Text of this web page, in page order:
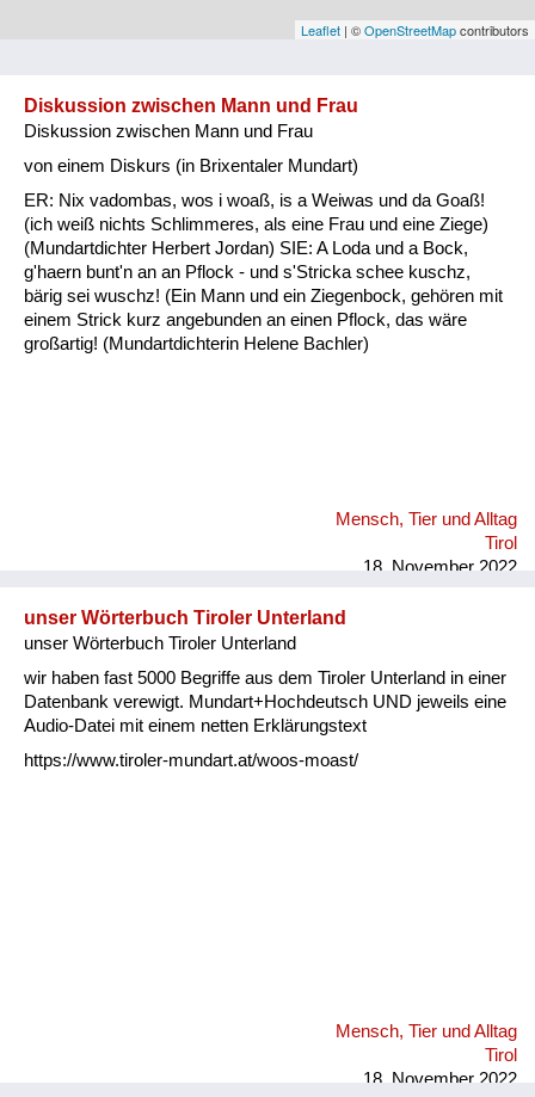
Vorarlberg
Kategorie
Natur und Landwirtschaft
Fluchen und Reden
Mensch, Tier und Alltag
Schmankerln und
Leaflet | ©OpenStreetMapcontributors
Diskussion zwischen Mann und Frau
Diskussion zwischen Mann und Frau
von einem Diskurs (in Brixentaler Mundart)
ER: Nix vadombas, wos i woaß, is a Weiwas und da Goaß!
(ich weiß nichts Schlimmeres, als eine Frau und eine Ziege)
(Mundartdichter Herbert Jordan) SIE: A Loda und a Bock,
g'haern bunt'n an an Pflock - und s'Stricka schee kuschz,
bärig sei wuschz! (Ein Mann und ein Ziegenbock, gehören mit
einem Strick kurz angebunden an einen Pflock, das wäre
großartig! (Mundartdichterin Helene Bachler)
Mensch, Tier und Alltag
Tirol
18. November 2022
unser Wörterbuch Tiroler Unterland
unser Wörterbuch Tiroler Unterland
wir haben fast 5000 Begriffe aus dem Tiroler Unterland in einer
Datenbank verewigt. Mundart+Hochdeutsch UND jeweils eine
Audio-Datei mit einem netten Erklärungstext
https://www.tiroler-mundart.at/woos-moast/
Mensch, Tier und Alltag
Tirol
18. November 2022